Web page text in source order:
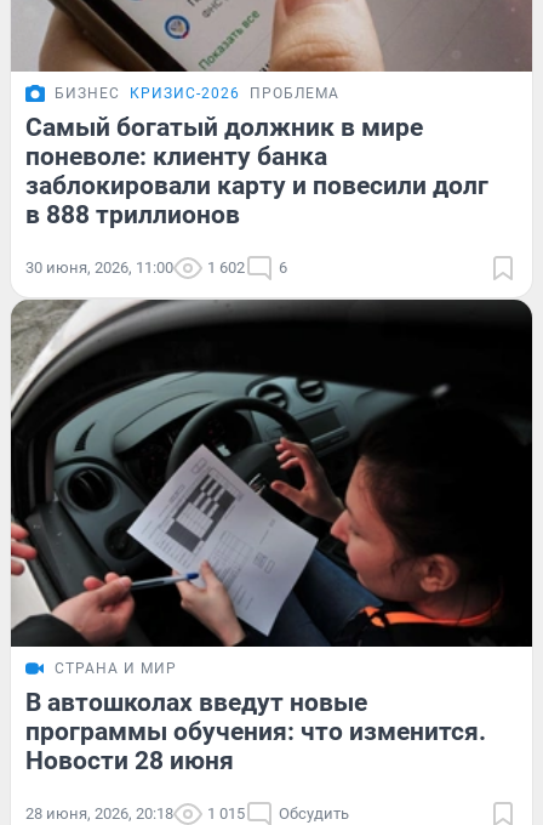
БИЗНЕС КРИЗИС-2026 ПРОБЛЕМА
Самый богатый должник в мире
поневоле: клиенту банка
заблокировали карту и повесили долг
в 888 триллионов
30 июня, 2026, 11:00 1 602 6
СТРАНА И МИР
В автошколах введут новые
программы обучения: что изменится.
Новости 28 июня
28 июня, 2026, 20:18 1 015 Обсудить